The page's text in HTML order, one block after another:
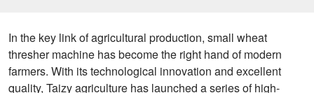
In the key link of agricultural production, small wheat
thresher machine has become the right hand of modern
farmers. With its technological innovation and excellent
quality, Taizy agriculture has launched a series of high-